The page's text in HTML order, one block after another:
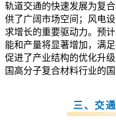
轨道交通的快速发展为复
供了广阔市场空间；风电
求增长的重要驱动力。预
能和产量将显著增加，满
促进了产业结构的优化升
国高分子复合材料行业的国
三、交